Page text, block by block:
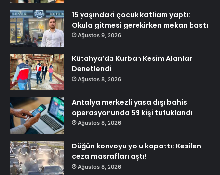
15 yaşındaki çocuk katliam yaptı:
Okula gitmesi gerekirken mekan bastı
Ağustos 9, 2026
Kütahya’da Kurban Kesim Alanları
Denetlendi
Ağustos 8, 2026
Antalya merkezli yasa dışı bahis
operasyonunda 59 kişi tutuklandı
Ağustos 8, 2026
Düğün konvoyu yolu kapattı: Kesilen
ceza masrafları aştı!
Ağustos 8, 2026